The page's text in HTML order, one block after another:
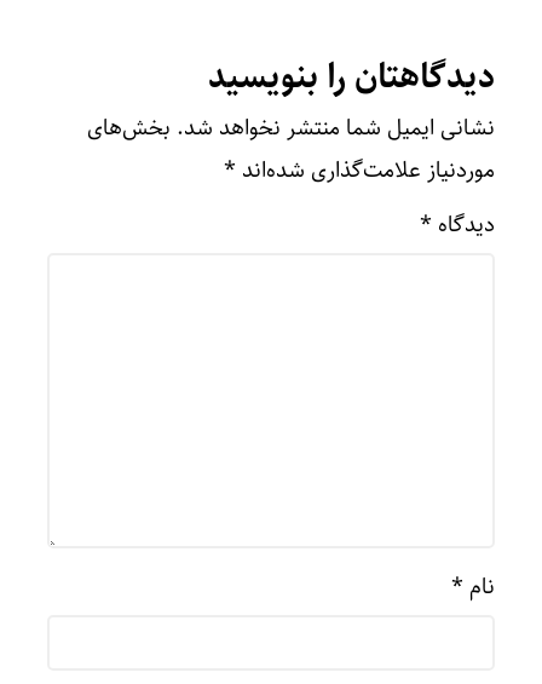
دیدگاهتان را بنویسید
نشانی ایمیل شما منتشر نخواهد شد. بخش‌های
موردنیاز علامت‌گذاری شده‌اند *
دیدگاه *
نام *